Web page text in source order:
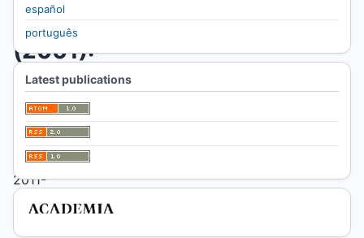
5
(2001):
enero-
diciembre
Published:
2011-
05-
español
português
Latest publications